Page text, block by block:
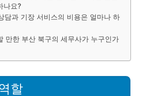
나요?
담과 기장 서비스의 비용은 얼마나 하
만한 부산 북구의 세무사가 누구인가
할